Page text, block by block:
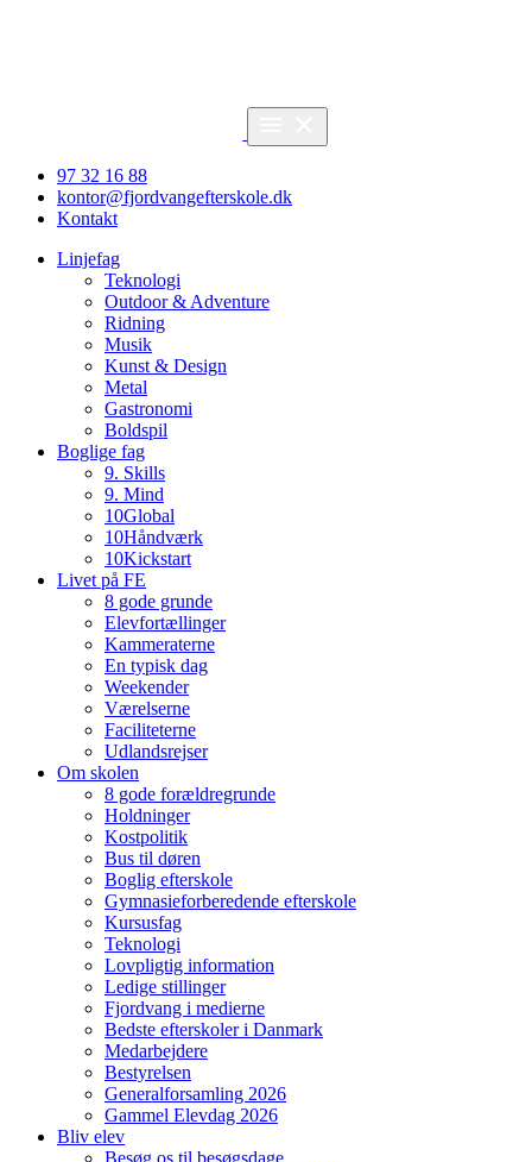
97 32 16 88
kontor@fjordvangefterskole.dk
Kontakt
Linjefag
Teknologi
Outdoor & Adventure
Ridning
Musik
Kunst & Design
Metal
Gastronomi
Boldspil
Boglige fag
9. Skills
9. Mind
10Global
10Håndværk
10Kickstart
Livet på FE
8 gode grunde
Elevfortællinger
Kammeraterne
En typisk dag
Weekender
Værelserne
Faciliteterne
Udlandsrejser
Om skolen
8 gode forældregrunde
Holdninger
Kostpolitik
Bus til døren
Boglig efterskole
Gymnasieforberedende efterskole
Kursusfag
Teknologi
Lovpligtig information
Ledige stillinger
Fjordvang i medierne
Bedste efterskoler i Danmark
Medarbejdere
Bestyrelsen
Generalforsamling 2026
Gammel Elevdag 2026
Bliv elev
Besøg os til besøgsdage